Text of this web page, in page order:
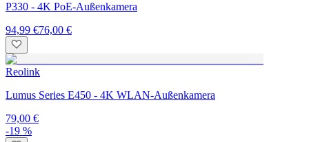
P330 - 4K PoE-Außenkamera
94,99 €76,00 €
Reolink
Lumus Series E450 - 4K WLAN-Außenkamera
79,00 €
-19 %